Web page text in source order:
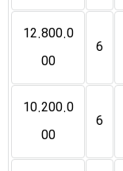
6
12.800.0
00
6
10.200.0
00